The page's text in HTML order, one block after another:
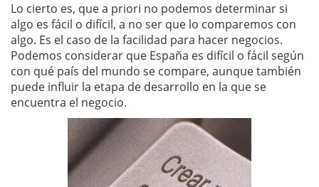
Lo cierto es, que a priori no podemos determinar si
algo es fácil o difícil, a no ser que lo comparemos con
algo. Es el caso de la facilidad para hacer negocios.
Podemos considerar que España es difícil o fácil según
con qué país del mundo se compare, aunque también
puede influir la etapa de desarrollo en la que se
encuentra el negocio.